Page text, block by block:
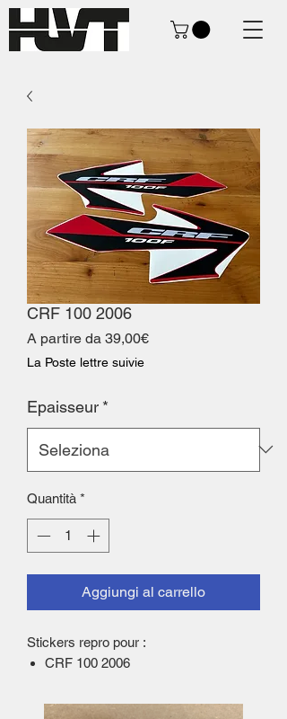
CRF 100 2006
A partire da 39,00€Prezzo
La Poste lettre suivie
Epaisseur *
Quantità *
Aggiungi al carrello
Stickers repro pour :
CRF 100 2006